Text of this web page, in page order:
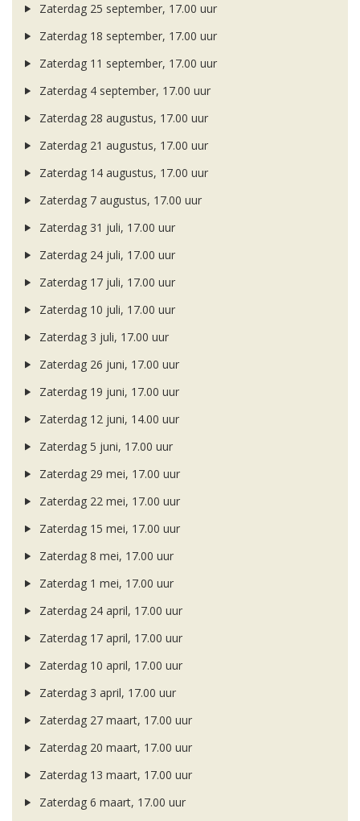
Zaterdag 25 september, 17.00 uur
Zaterdag 18 september, 17.00 uur
Zaterdag 11 september, 17.00 uur
Zaterdag 4 september, 17.00 uur
Zaterdag 28 augustus, 17.00 uur
Zaterdag 21 augustus, 17.00 uur
Zaterdag 14 augustus, 17.00 uur
Zaterdag 7 augustus, 17.00 uur
Zaterdag 31 juli, 17.00 uur
Zaterdag 24 juli, 17.00 uur
Zaterdag 17 juli, 17.00 uur
Zaterdag 10 juli, 17.00 uur
Zaterdag 3 juli, 17.00 uur
Zaterdag 26 juni, 17.00 uur
Zaterdag 19 juni, 17.00 uur
Zaterdag 12 juni, 14.00 uur
Zaterdag 5 juni, 17.00 uur
Zaterdag 29 mei, 17.00 uur
Zaterdag 22 mei, 17.00 uur
Zaterdag 15 mei, 17.00 uur
Zaterdag 8 mei, 17.00 uur
Zaterdag 1 mei, 17.00 uur
Zaterdag 24 april, 17.00 uur
Zaterdag 17 april, 17.00 uur
Zaterdag 10 april, 17.00 uur
Zaterdag 3 april, 17.00 uur
Zaterdag 27 maart, 17.00 uur
Zaterdag 20 maart, 17.00 uur
Zaterdag 13 maart, 17.00 uur
Zaterdag 6 maart, 17.00 uur